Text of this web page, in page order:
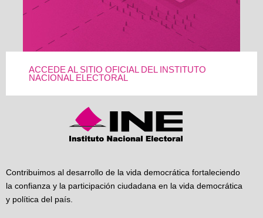
ACCEDE AL SITIO OFICIAL DEL INSTITUTO
NACIONAL ELECTORAL
Contribuimos al desarrollo de la vida democrática fortaleciendo
la confianza y la participación ciudadana en la vida democrática
y política del país.